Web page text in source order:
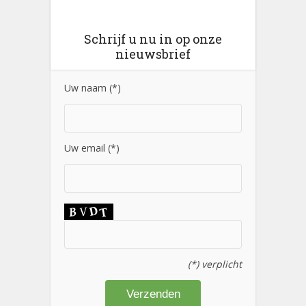
Schrijf u nu in op onze
nieuwsbrief
Uw naam (*)
Uw email (*)
(*) verplicht